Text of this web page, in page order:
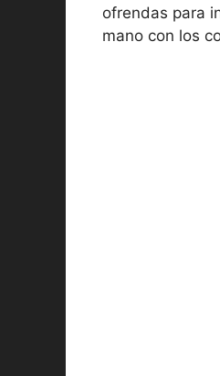
ofrendas para
mano con los